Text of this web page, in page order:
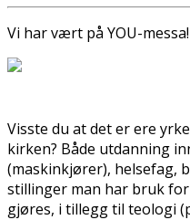
Vi har vært på YOU-messa!
Visste du at det er flere
kirken? Både utdanning
(maskinkjører), helsefag,
stillinger man har bruk
gjøres, i tillegg til teologi